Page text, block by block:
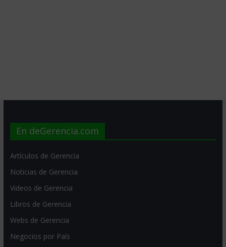
En deGerencia.com
Artículos de Gerencia
Noticias de Gerencia
Videos de Gerencia
Libros de Gerencia
Webs de Gerencia
Negocios por País